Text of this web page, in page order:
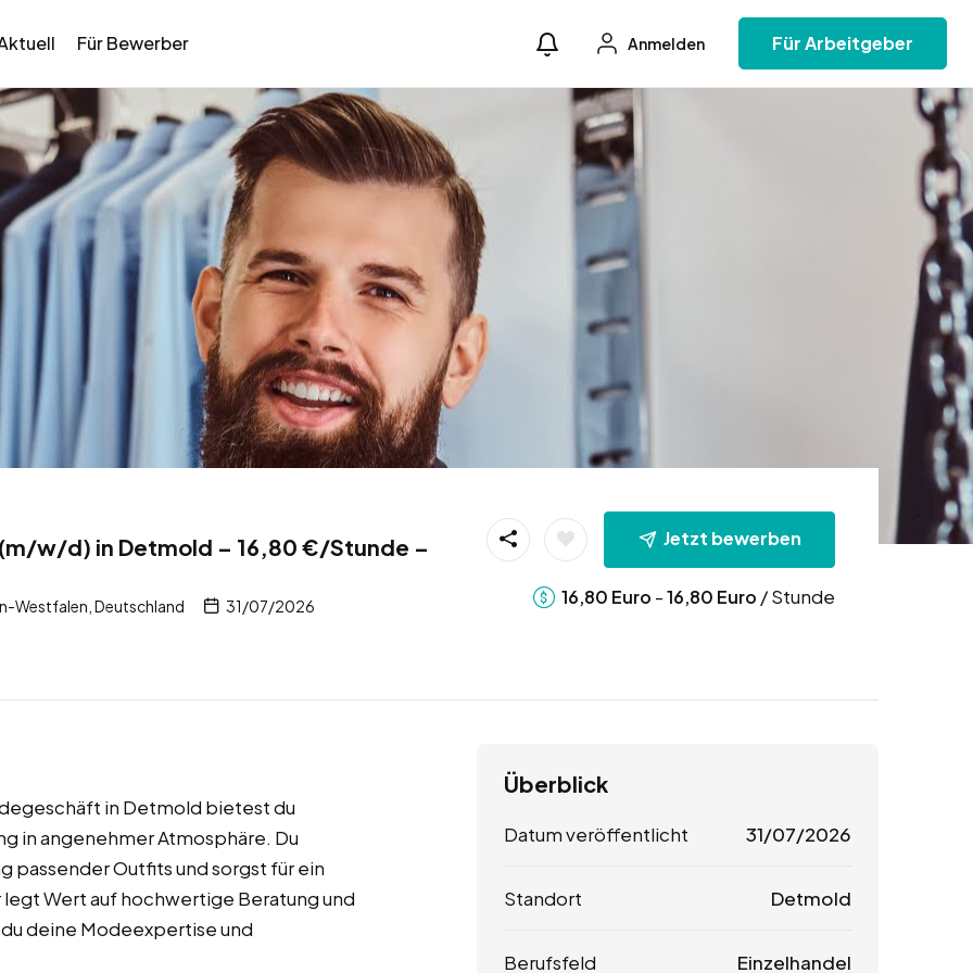
Für Bewerber Anmelden Für Arbeitgeber
w/d) in Detmold – 16,80 €/Stunde –
Westfalen, Deutschland 31/07/2026
Jetzt bewerben
16,80 Euro -16,80 Euro / Stunde
in Detmold bietest du
in angenehmer Atmosphäre. Du
passender Outfits und sorgst für ein
Wert auf hochwertige Beratung und
deine Modeexpertise und
Überblick
Datum veröffentlicht 31/07/2026
Standort Detmold
Berufsfeld Einzelhandel